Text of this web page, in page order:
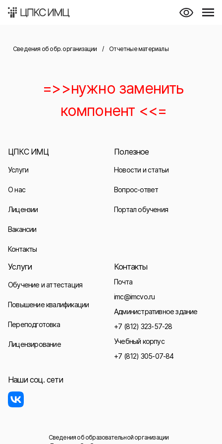
Сведения об обр. организации / Отчетные материалы
=>>нужно заменить
компонент <<=
ЦПКС ИМЦ
Услуги
О нас
Лицензии
Вакансии
Контакты
Полезное
Новости и статьи
Вопрос-ответ
Портал обучения
Услуги
Обучение и аттестация
Повышение квалификации
Переподготовка
Лицензирование
Контакты
Почта
imc@imcvo.ru
Административное здание
+7 (812) 323-57-28
Учебный корпус
+7 (812) 305-07-84
Наши соц. сети
Сведения об образовательной организации